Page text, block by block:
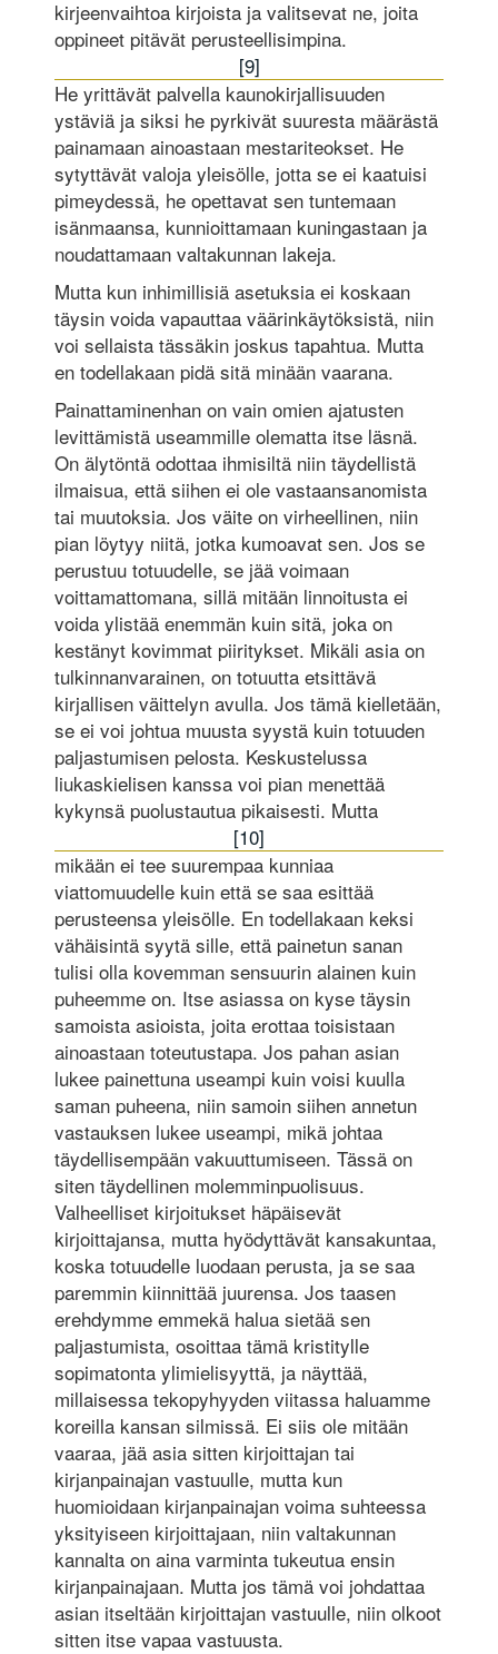
kirjeenvaihtoa kirjoista ja valitsevat ne, joita
oppineet pitävät perusteellisimpina.
[9]
He yrittävät palvella kaunokirjallisuuden
ystäviä ja siksi he pyrkivät suuresta määrästä
painamaan ainoastaan mestariteokset. He
sytyttävät valoja yleisölle, jotta se ei kaatuisi
pimeydessä, he opettavat sen tuntemaan
isänmaansa, kunnioittamaan kuningastaan ja
noudattamaan valtakunnan lakeja.
Mutta kun inhimillisiä asetuksia ei koskaan
täysin voida vapauttaa väärinkäytöksistä, niin
voi sellaista tässäkin joskus tapahtua. Mutta
en todellakaan pidä sitä minään vaarana.
Painattaminenhan on vain omien ajatusten
levittämistä useammille olematta itse läsnä.
On älytöntä odottaa ihmisiltä niin täydellistä
ilmaisua, että siihen ei ole vastaansanomista
tai muutoksia. Jos väite on virheellinen, niin
pian löytyy niitä, jotka kumoavat sen. Jos se
perustuu totuudelle, se jää voimaan
voittamattomana, sillä mitään linnoitusta ei
voida ylistää enemmän kuin sitä, joka on
kestänyt kovimmat piiritykset. Mikäli asia on
tulkinnanvarainen, on totuutta etsittävä
kirjallisen väittelyn avulla. Jos tämä kielletään,
se ei voi johtua muusta syystä kuin totuuden
paljastumisen pelosta. Keskustelussa
liukaskielisen kanssa voi pian menettää
kykynsä puolustautua pikaisesti. Mutta
[10]
mikään ei tee suurempaa kunniaa
viattomuudelle kuin että se saa esittää
perusteensa yleisölle. En todellakaan keksi
vähäisintä syytä sille, että painetun sanan
tulisi olla kovemman sensuurin alainen kuin
puheemme on. Itse asiassa on kyse täysin
samoista asioista, joita erottaa toisistaan
ainoastaan toteutustapa. Jos pahan asian
lukee painettuna useampi kuin voisi kuulla
saman puheena, niin samoin siihen annetun
vastauksen lukee useampi, mikä johtaa
täydellisempään vakuuttumiseen. Tässä on
siten täydellinen molemminpuolisuus.
Valheelliset kirjoitukset häpäisevät
kirjoittajansa, mutta hyödyttävät kansakuntaa,
koska totuudelle luodaan perusta, ja se saa
paremmin kiinnittää juurensa. Jos taasen
erehdymme emmekä halua sietää sen
paljastumista, osoittaa tämä kristitylle
sopimatonta ylimielisyyttä, ja näyttää,
millaisessa tekopyhyyden viitassa haluamme
koreilla kansan silmissä. Ei siis ole mitään
vaaraa, jää asia sitten kirjoittajan tai
kirjanpainajan vastuulle, mutta kun
huomioidaan kirjanpainajan voima suhteessa
yksityiseen kirjoittajaan, niin valtakunnan
kannalta on aina varminta tukeutua ensin
kirjanpainajaan. Mutta jos tämä voi johdattaa
asian itseltään kirjoittajan vastuulle, niin olkoot
sitten itse vapaa vastuusta.